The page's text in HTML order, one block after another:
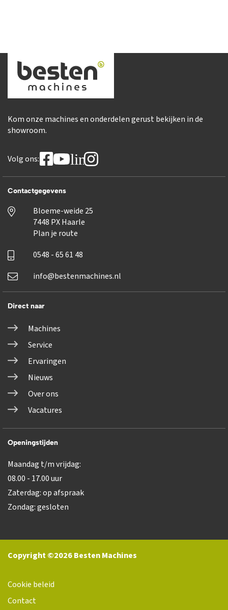
Kom onze machines en onderdelen gerust bekijken in de
showroom.
Volg ons: linkedin
Contactgegevens
Bloeme-weide 25
7448 PX Haarle
Plan je route
0548 - 65 61 48
info@bestenmachines.nl
Direct naar
Machines
Service
Ervaringen
Nieuws
Over ons
Vacatures
Openingstijden
Maandag t/m vrijdag:
08.00 - 17.00 uur
Zaterdag: op afspraak
Zondag: gesloten
Copyright ©2026 Besten Machines
Cookie beleid
Contact